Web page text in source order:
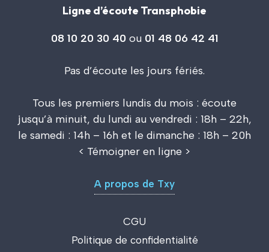
Ligne d’écoute Transphobie
08 10 20 30 40ou 01 48 06 42 41
Pas d’écoute les jours fériés.
Tous les premiers lundis du mois : écoute
jusqu’à minuit, du lundi au vendredi : 18h – 22h,
le samedi : 14h – 16h et le dimanche : 18h – 20h
< Témoigner en ligne >
A propos de Txy
CGU
Politique de confidentialité